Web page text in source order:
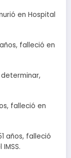
en Hospital
falleció en
determinar,
falleció en
años, falleció